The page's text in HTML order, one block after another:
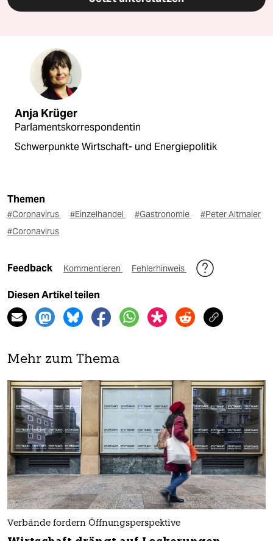
Anja Krüger
Parlamentskorrespondentin
Schwerpunkte Wirtschaft- und Energiepolitik
Themen
#Coronavirus #Einzelhandel #Gastronomie
#Peter Altmaier
#Coronavirus
Feedback Kommentieren Fehlerhinweis
Diesen Artikel teilen
Mehr zum Thema
Verbände fordern Öffnungsperspektive